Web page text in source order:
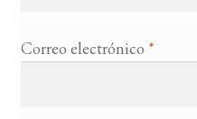
Correo electrónico *